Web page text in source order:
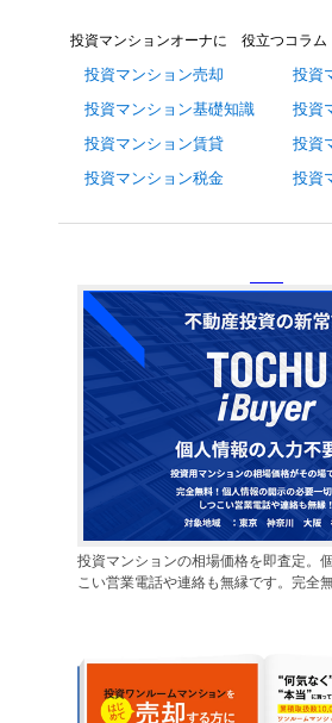
投資マンションオーナに 役立つコラム
投資マンション売却
投資マンション基礎知識
投資マンション賃貸
投資マンション税金
投資
投資
投資
投資
投資マンションの相場価格を即査定。
こい営業電話や連絡も無縁です。完全